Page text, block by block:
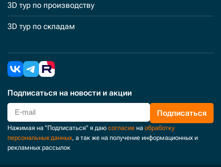
3D тур по производству
3D тур по складам
Подписаться на новости и акции
Подписаться
Нажимая на "Подписаться" я даю согласие на обработку
персональных данных, а так же на получение информационных и
рекламных рассылок